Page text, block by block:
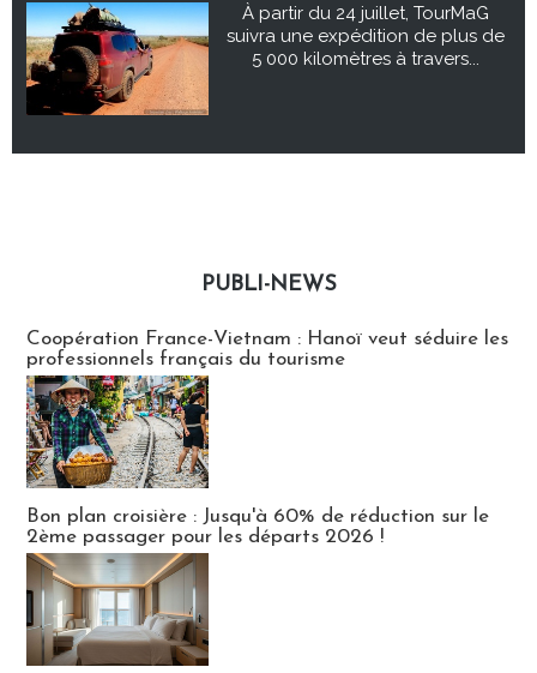
À partir du 24 juillet, TourMaG
suivra une expédition de plus de
5 000 kilomètres à travers...
PUBLI-NEWS
Coopération France-Vietnam : Hanoï veut séduire les
professionnels français du tourisme
Bon plan croisière : Jusqu'à 60% de réduction sur le
2ème passager pour les départs 2026 !